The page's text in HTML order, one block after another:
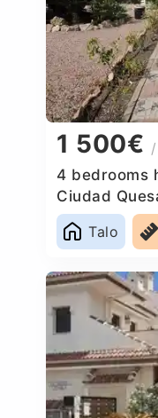
1 500€
4 bedrooms
Ciudad
Talo